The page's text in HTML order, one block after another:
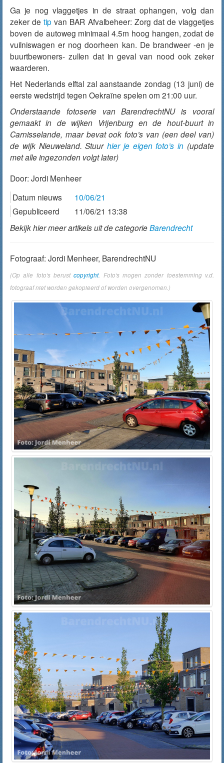
Ga je nog vlaggetjes in de straat ophangen, volg dan
zeker detip van BAR Afvalbeheer: Zorg dat de vlaggetjes
boven de autoweg minimaal 4.5m hoog hangen, zodat de
vuilniswagen er nog doorheen kan. De brandweer -en je
buurtbewoners- zullen dat in geval van nood ook zeker
waarderen.
Het Nederlands elftal zal aanstaande zondag (13 juni) de
eerste wedstrijd tegen Oekraïne spelen om 21:00 uur.
Onderstaande fotoserie van BarendrechtNU is vooral
gemaakt in de wijken Vrijenburg en de hout-buurt in
Carnisselande, maar bevat ook foto’s van (een deel van)
de wijk Nieuweland. Stuurhier je eigen foto’s in (update
met alle ingezonden volgt later)
Door: Jordi Menheer
Datum nieuws
10/06/21
Gepubliceerd
11/06/21 13:38
Bekijk hier meer artikels uit de categorieBarendrecht
Fotograaf: Jordi Menheer, BarendrechtNU
(Op alle foto's berustcopyright. Foto's mogen zonder toestemming v.d.
fotograaf niet worden gekopieerd of worden overgenomen.)